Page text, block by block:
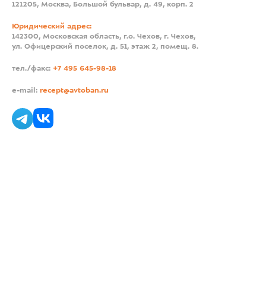
121205, Москва, Большой бульвар, д. 49, корп. 2
Юридический адрес:
142300, Московская область, г.о. Чехов, г. Чехов,
ул. Офицерский поселок, д. 51, этаж 2, помещ. 8.
тел./факс: +7 495 645-98-18
e-mail: recept@avtoban.ru